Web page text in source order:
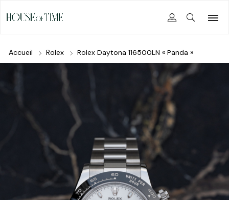
Accueil Rolex Rolex Daytona 116500LN « Panda »